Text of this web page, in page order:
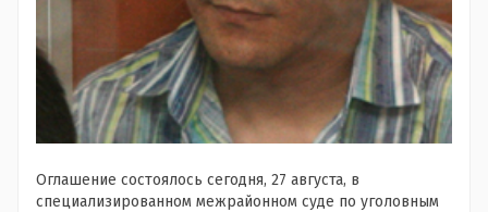
Оглашение состоялось сегодня, 27 августа, в
специализированном межрайонном суде по уголовным